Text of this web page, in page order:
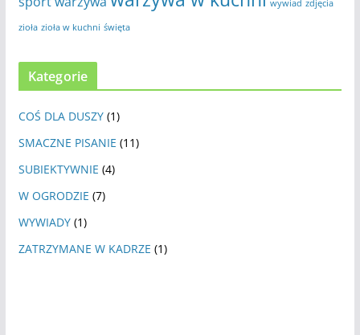
wywiad zdjęcia
zioła zioła w kuchni święta
Kategorie
COŚ DLA DUSZY(1)
SMACZNE PISANIE (11)
SUBIEKTYWNIE (4)
W OGRODZIE (7)
WYWIADY(1)
ZATRZYMANE W KADRZE (1)